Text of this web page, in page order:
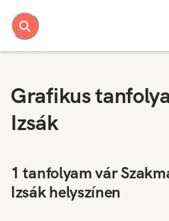
Grafikus
Izsák
1 tanfolyam vár
Izsák helyszínen